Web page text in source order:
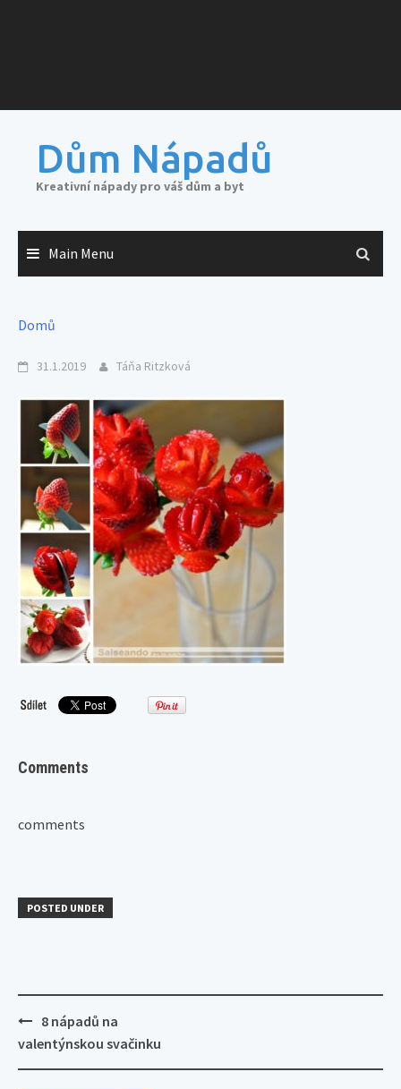
Dům Nápadů
Kreativní nápady pro váš dům a byt
Main Menu
Domů
31.1.2019 Táňa Ritzková
Comments
comments
POSTED UNDER
Post
navigation
8 nápadů na
valentýnskou svačinku